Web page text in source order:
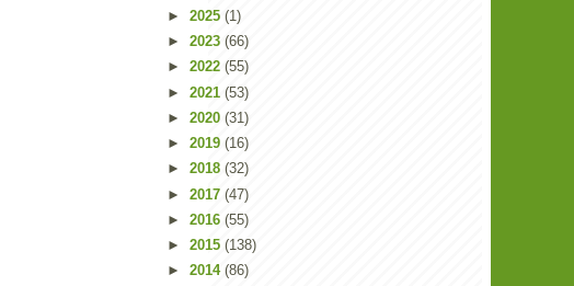
► 2025 (1)
► 2023 (66)
► 2022 (55)
► 2021 (53)
► 2020 (31)
► 2019 (16)
► 2018 (32)
► 2017 (47)
► 2016 (55)
► 2015 (138)
► 2014 (86)